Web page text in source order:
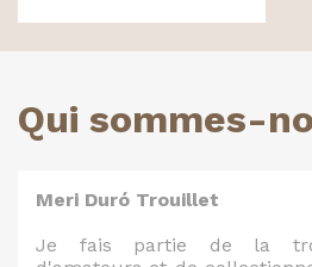
Qui sommes-
Meri Duró Trouillet
Je fais partie de la